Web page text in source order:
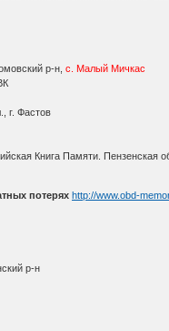
р-н, с. Малый Мичкас
г. Фастов
Книга Памяти. Пензенская
потерях http://www.obd-
р-н